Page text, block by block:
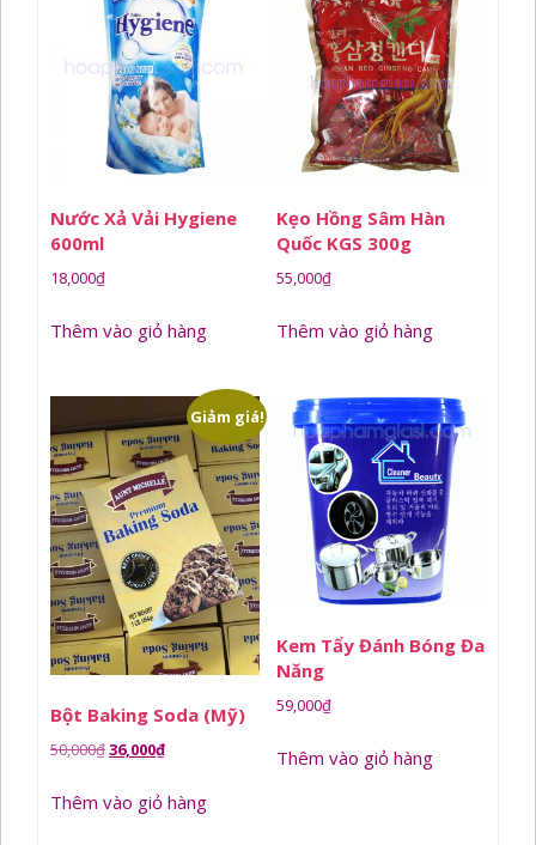
Nước Xả Vải Hygiene
600ml
18,000₫
Thêm vào giỏ hàng
Kẹo Hồng Sâm Hàn
Quốc KGS 300g
55,000₫
Thêm vào giỏ hàng
Giảm giá!
Bột Baking Soda (Mỹ)
50,000₫Giá
là:
36,000₫Giá
tại
Thêm vào giỏ hàng
Kem Tẩy Đánh Bóng Đa
Năng
59,000₫
Thêm vào giỏ hàng